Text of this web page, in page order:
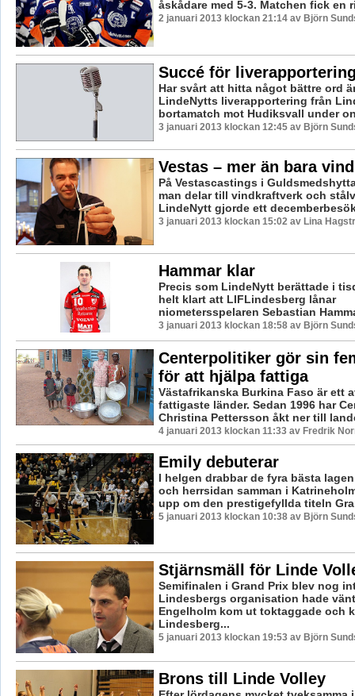
åskådare med 5-3. Matchen fick en
2 januari 2013 klockan 21:14 av Björn
Succé för
Har svårt att hitta något bättre ord
LindeNytts liverapportering från
bortamatch mot Hudiksvall under
3 januari 2013 klockan 12:45 av Björn
Vestas – mer än bara
På Vestascastings i
man delar till vindkraftverk och
LindeNytt gjorde ett
3 januari 2013 klockan 15:02 av Lina
Hammar klar
Precis som LindeNytt berättade i
helt klart att LIFLindesberg lånar
niometersspelaren Sebastian
3 januari 2013 klockan 18:58 av Björn
Centerpolitiker gör sin
för att hjälpa fattiga
Västafrikanska Burkina Faso är ett
fattigaste länder. Sedan 1996 har
Christina Pettersson åkt ner till
4 januari 2013 klockan 11:33 av Fredrik
Emily debuterar
I helgen drabbar de fyra bästa
och herrsidan samman i
upp om den prestigefyllda titeln
5 januari 2013 klockan 10:38 av Björn
Stjärnsmäll för Linde
Semifinalen i Grand Prix blev nog
Lindesbergs organisation hade
Engelholm kom ut toktaggade och
Lindesberg...
5 januari 2013 klockan 19:53 av Björn
Brons till Linde Volley